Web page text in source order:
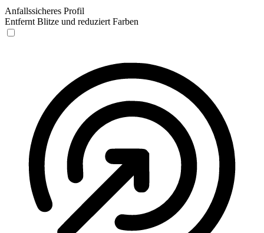
Anfallssicheres Profil
Entfernt Blitze und reduziert Farben